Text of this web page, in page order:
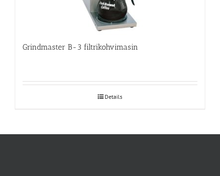
Grindmaster B-3 filtrikohvimasin
Details